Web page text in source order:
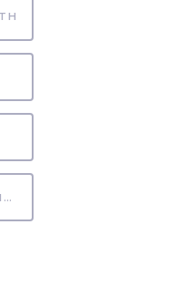
UNBEGRENZTE MÖGLICHKEITEN